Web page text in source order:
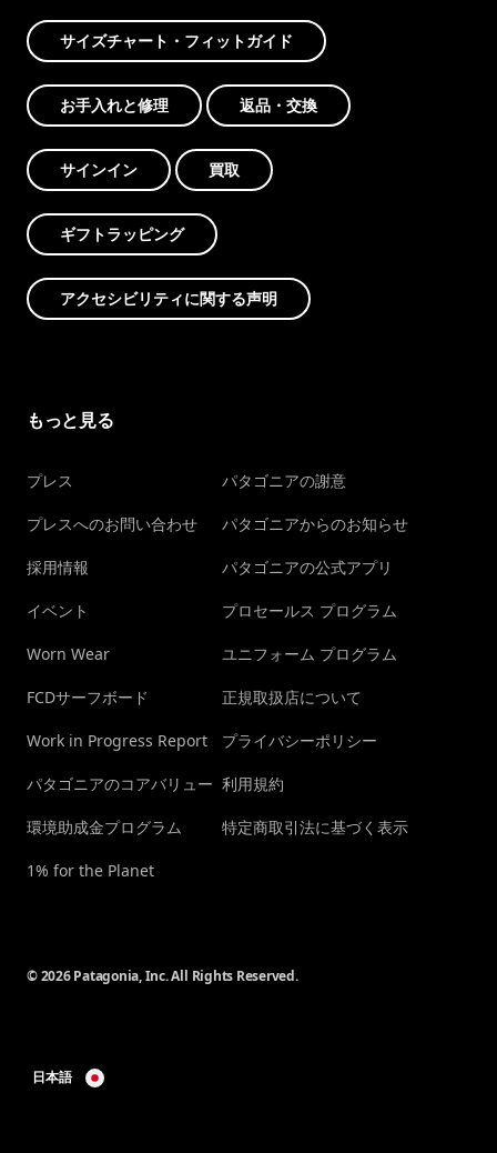
サイズチャート・フィットガイド
お手入れと修理 返品・交換
サインイン 買取
ギフトラッピング
アクセシビリティに関する声明
もっと見る
プレス
プレスへのお問い合わせ
採用情報
イベント
Worn Wear
FCDサーフボード
Work in Progress Report
パタゴニアのコアバリュー
環境助成金プログラム
1% for the Planet
パタゴニアの謝意
パタゴニアからのお知らせ
パタゴニアの公式アプリ
プロセールス プログラム
ユニフォーム プログラム
正規取扱店について
プライバシーポリシー
利用規約
特定商取引法に基づく表示
© 2026 Patagonia, Inc. All Rights Reserved.
日本語